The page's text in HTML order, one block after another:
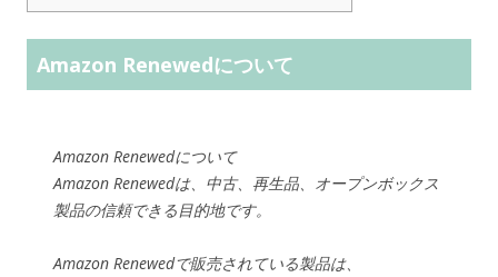
Amazon Renewedについて
Amazon Renewedについて
Amazon Renewedは、中古、再生品、オープンボックス
製品の信頼できる目的地です。
Amazon Renewedで販売されている製品は、